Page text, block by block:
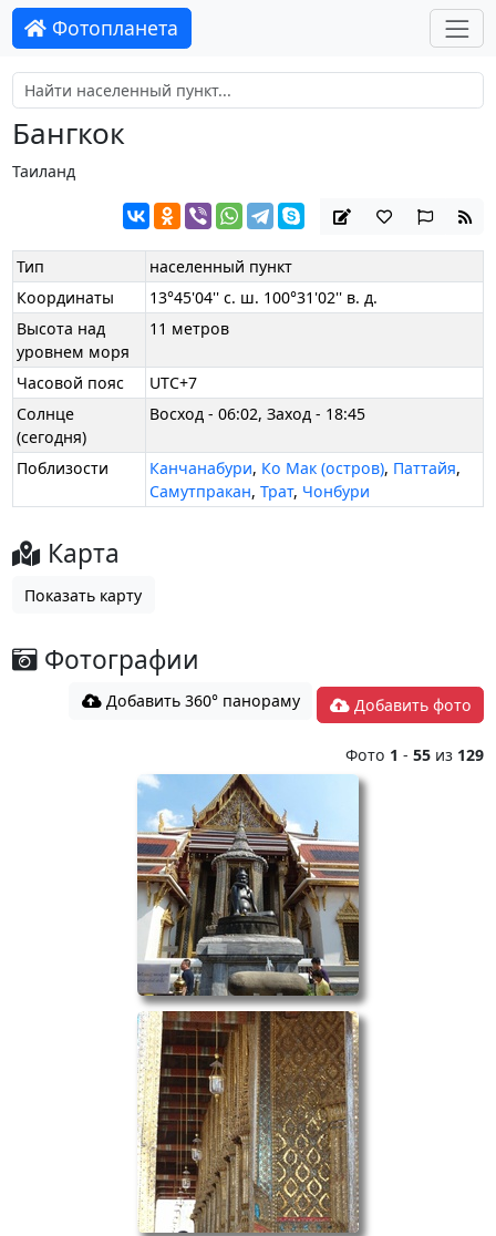
Фотопланета
Бангкок
Таиланд
Тип
населенный пункт
Координаты
13°45'04'' с. ш. 100°31'02'' в. д.
Высота над
уровнем моря
11 метров
Часовой пояс
UTC+7
Солнце
(сегодня)
Восход - 06:02, Заход - 18:45
Поблизости Канчанабури, Ко Мак (остров), Паттайя,
Самутпракан,Трат, Чонбури
Карта
Показать карту
Фотографии
Добавить 360° панораму Добавить фото
Фото 1 -55 из 129